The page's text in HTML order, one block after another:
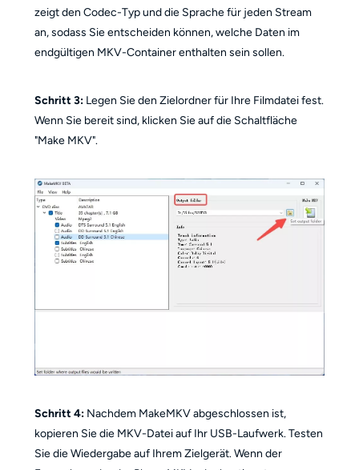
zeigt den Codec-Typ und die Sprache für jeden Stream
an, sodass Sie entscheiden können, welche Daten im
endgültigen MKV-Container enthalten sein sollen.
Schritt 3: Legen Sie den Zielordner für Ihre Filmdatei fest.
Wenn Sie bereit sind, klicken Sie auf die Schaltfläche
"Make MKV".
Schritt 4: Nachdem MakeMKV abgeschlossen ist,
kopieren Sie die MKV-Datei auf Ihr USB-Laufwerk. Testen
Sie die Wiedergabe auf Ihrem Zielgerät. Wenn der